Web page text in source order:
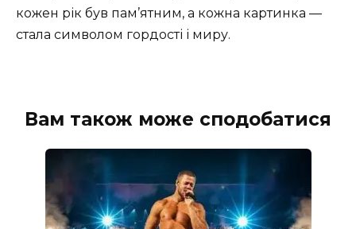
кожен рік був пам’ятним, а кожна картинка —
стала символом гордості і миру.
Вам також може сподобатися